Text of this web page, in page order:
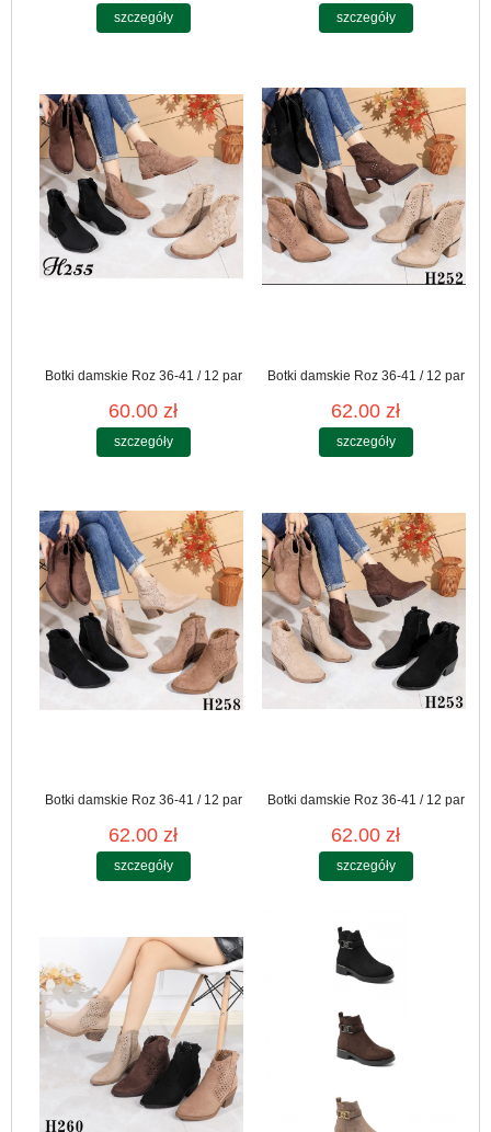
szczegóły szczegóły
Botki damskie Roz 36-41 / 12 par
60.00 zł
szczegóły
Botki damskie Roz 36-41 / 12 par
62.00 zł
szczegóły
Botki damskie Roz 36-41 / 12 par
62.00 zł
szczegóły
Botki damskie Roz 36-41 / 12 par
62.00 zł
szczegóły